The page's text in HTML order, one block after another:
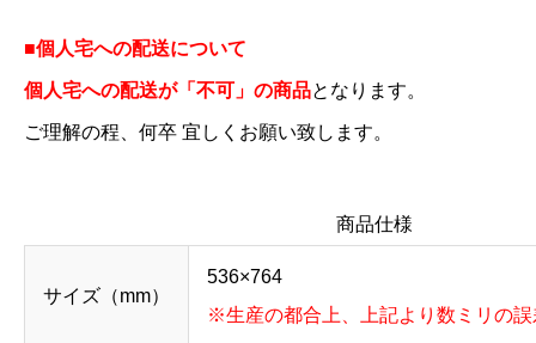
■個人宅への配送について
個人宅への配送が「不可」の商品となります。
ご理解の程、何卒 宜しくお願い致します。
商品仕様
サイズ（mm）
536×764
※生産の都合上、上記より数ミリの